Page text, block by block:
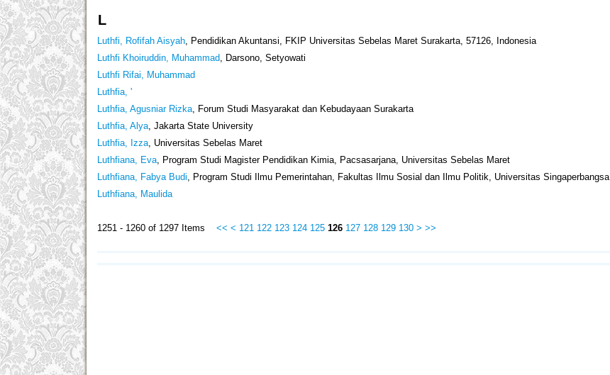
L
Luthfi, Rofifah Aisyah, Pendidikan Akuntansi, FKIP Universitas Sebelas Maret Surakarta, 57126, Indonesia
Luthfi Khoiruddin, Muhammad, Darsono, Setyowati
Luthfi Rifai, Muhammad
Luthfia, '
Luthfia, Agusniar Rizka, Forum Studi Masyarakat dan Kebudayaan Surakarta
Luthfia, Alya, Jakarta State University
Luthfia, Izza, Universitas Sebelas Maret
Luthfiana, Eva, Program Studi Magister Pendidikan Kimia, Pacsasarjana, Universitas Sebelas Maret
Luthfiana, Fabya Budi, Program Studi Ilmu Pemerintahan, Fakultas Ilmu Sosial dan Ilmu Politik, Universitas Singaperbangsa
Luthfiana, Maulida
1251 - 1260 of 1297 Items << < 121 122 123 124 125 126 127 128 129 130 > >>